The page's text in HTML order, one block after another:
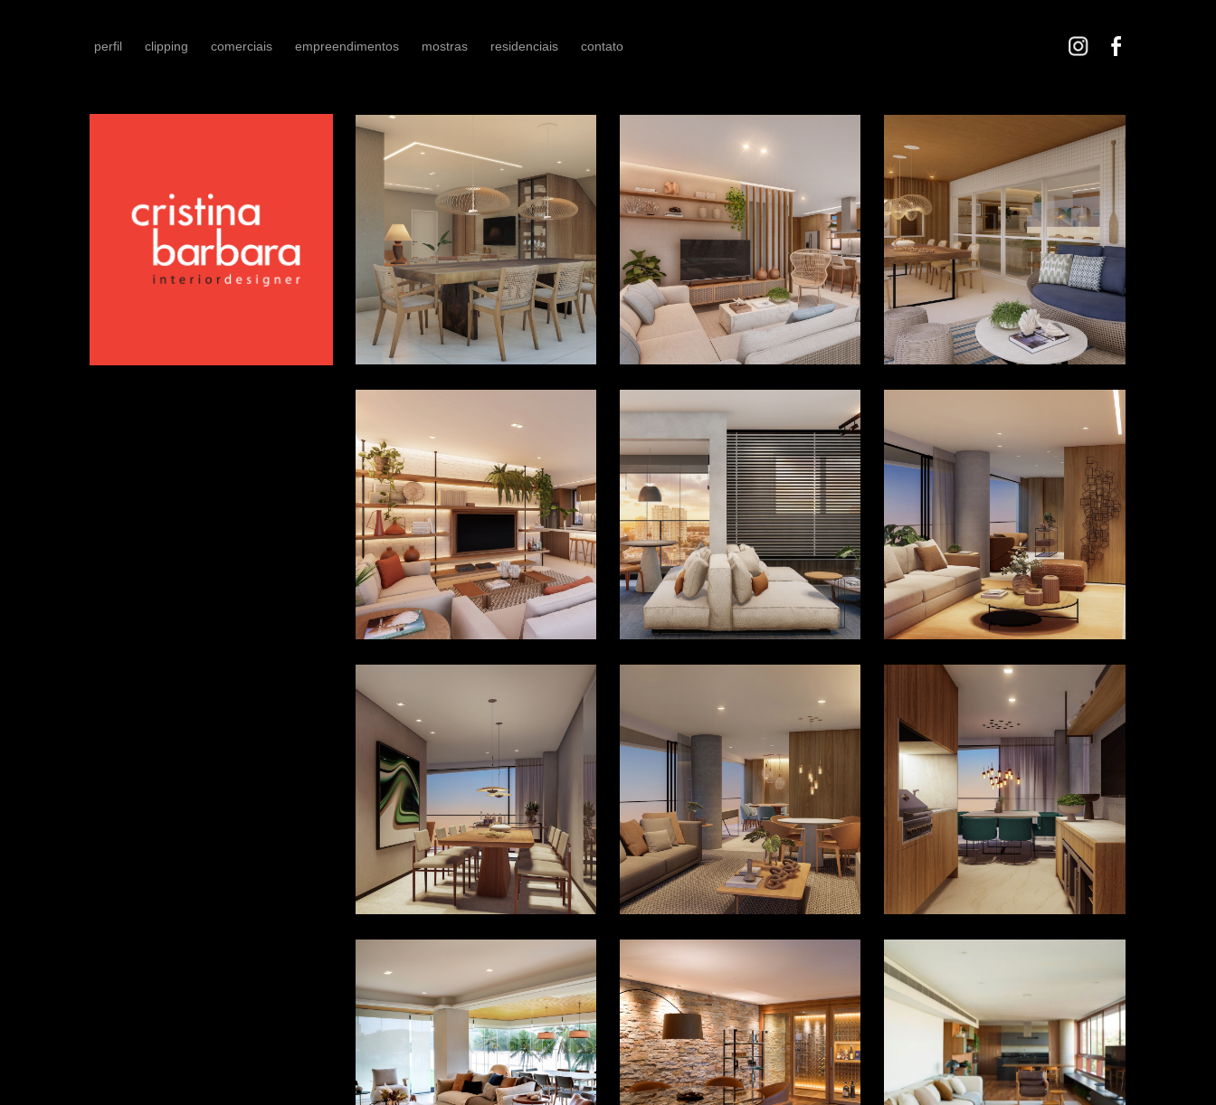
perfil clipping comerciais empreendimentos mostras residenciais contato